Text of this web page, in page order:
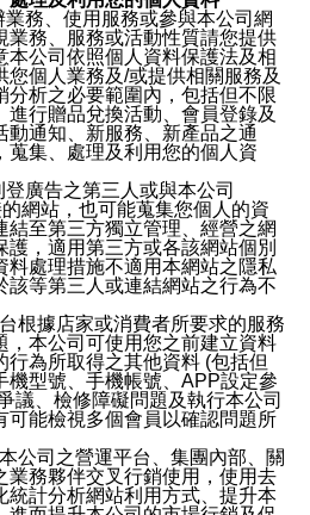
務、使用服務或參與本公司網
業務、服務或活動性質請您提供
本公司依照個人資料保護法及相
您個人業務及/或提供相關服務及
分析之必要範圍內，包括但不限
行贈品兌換活動、會員登錄及
動通知、新服務、新產品之通
蒐集、處理及利用您的個人資
廣告之第三人或與本公司
網站，也可能蒐集您個人的資
結至第三方獨立管理、經營之網
，適用第三方或各該網站個別
料處理措施不適用本網站之隱私
該等第三人或連結網站之行為不
根據店家或消費者所要求的服務
，本公司可使用您之前建立資料
行為所取得之其他資料 (包括但
機型號、手機帳號、APP設定參
議、檢修障礙問題及執行本公司
可能檢視多個會員以確認問題所
公司之營運平台、集團內部、關
業務夥伴交叉行銷使用，使用去
統計分析網站利用方式、提升本